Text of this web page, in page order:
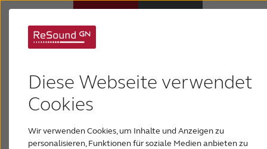
Diese Webseite verwendet
Cookies
Wir verwenden Cookies, um Inhalte und Anzeigen zu
personalisieren, Funktionen für soziale Medien anbieten zu
Hörverlust
Über ReSound
Anzeichen eines
Hörverlustes?